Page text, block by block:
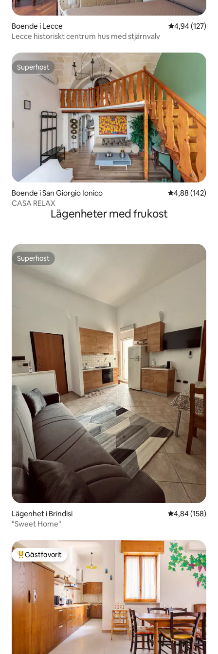
Boende i Lecce 4,94 av 5 i
4,94 (127)
Lecce historiskt centrum hus med stjärnvalv
Superhost
Superhost
Boende i San Giorgio Ionico 4,88 av 5 i
4,88 (142)
CASA RELAX
Lägenheter med frukost
Superhost
Superhost
Lägenhet i Brindisi 4,84 av 5 i
4,84 (158)
"Sweet Home"
Populär gästfavorit
Gästfavorit